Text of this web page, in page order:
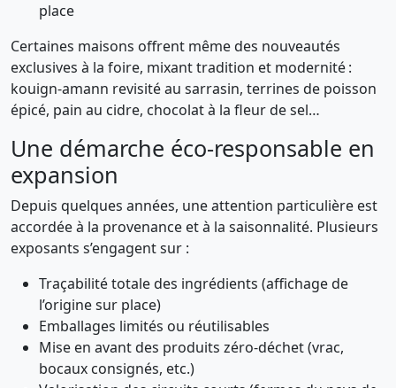
place
Certaines maisons offrent même des nouveautés
exclusives à la foire, mixant tradition et modernité :
kouign-amann revisité au sarrasin, terrines de poisson
épicé, pain au cidre, chocolat à la fleur de sel…
Une démarche éco-responsable en
expansion
Depuis quelques années, une attention particulière est
accordée à la provenance et à la saisonnalité. Plusieurs
exposants s’engagent sur :
Traçabilité totale des ingrédients (affichage de
l’origine sur place)
Emballages limités ou réutilisables
Mise en avant des produits zéro-déchet (vrac,
bocaux consignés, etc.)